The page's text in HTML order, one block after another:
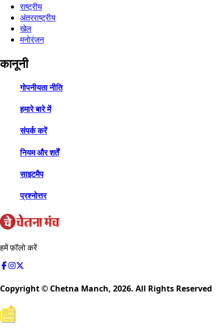
राष्ट्रीय
अंतरराष्ट्रीय
खेल
मनोरंजन
कानूनी
गोपनीयता नीति
हमारे बारे में
संपर्क करें
नियम और शर्तें
साइटमैप
प्रश्नोत्तर
हमें फ़ॉलो करें
Copyright © Chetna Manch, 2026. All Rights Reserved